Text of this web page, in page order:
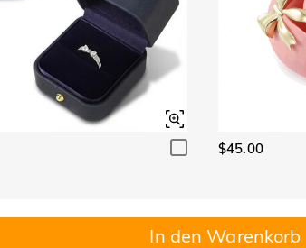
$45.00
In den Warenkorb